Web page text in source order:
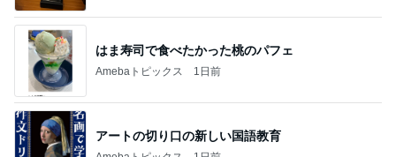
はま寿司で食べたかった桃のパフェ
Amebaトピックス 1日前
アートの切り口の新しい国語教育